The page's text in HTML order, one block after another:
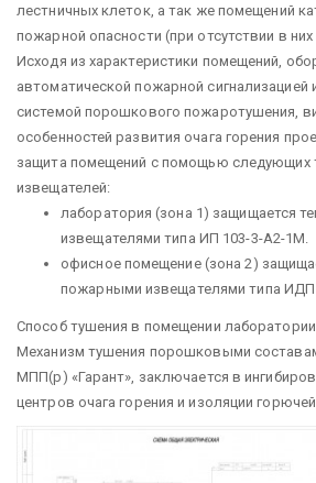
лестничных клеток, а так же помещений
пожарной опасности (при отсутствии в
Исходя из характеристики помещений,
автоматической пожарной сигнализацией
системой порошкового пожаротушения,
особенностей развития очага горения
защита помещений с помощью следующих
извещателей:
лаборатория (зона 1) защищается
извещателями типа ИП 103-3-А2-1М.
офисное помещение (зона 2)
пожарными извещателями типа ИДП
Способ тушения в помещении
Механизм тушения порошковыми
МПП(р) «Гарант», заключается в
центров очага горения и изоляции